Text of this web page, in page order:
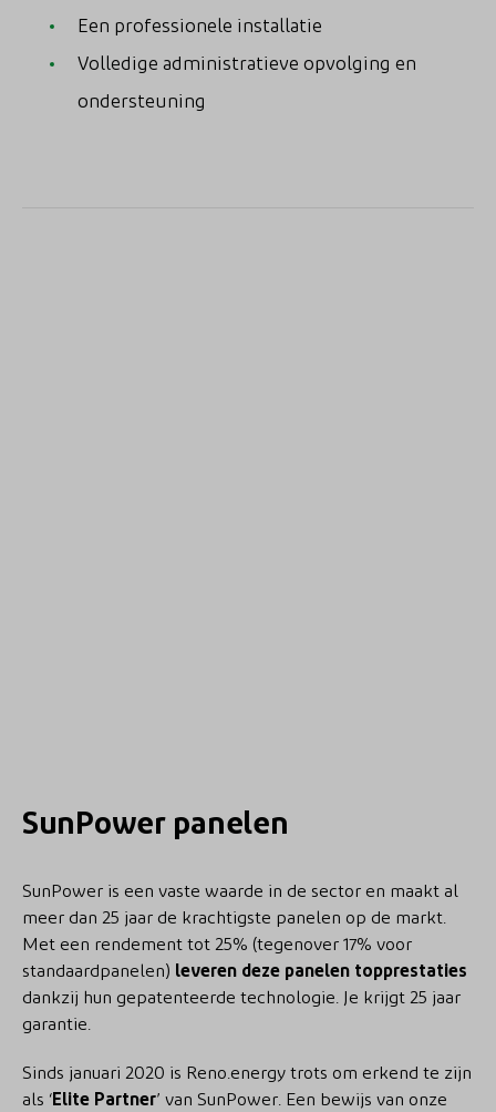
Een professionele installatie
Volledige administratieve opvolging en
ondersteuning
SunPower panelen
SunPower is een vaste waarde in de sector en maakt al
meer dan 25 jaar de krachtigste panelen op de markt.
Met een rendement tot 25% (tegenover 17% voor
standaardpanelen) leveren deze panelen topprestaties
dankzij hun gepatenteerde technologie. Je krijgt 25 jaar
garantie.
Sinds januari 2020 is Reno.energy trots om erkend te zijn
als ‘Elite Partner’ van SunPower. Een bewijs van onze